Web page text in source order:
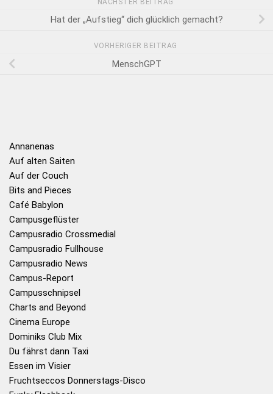
Hat der „Aufstieg“ dich glücklich gemacht?
VORHERIGER BEITRAG
MenschGPT
Annanenas
Auf alten Saiten
Auf der Couch
Bits and Pieces
Café Babylon
Campusgeflüster
Campusradio Crossmedial
Campusradio Fullhouse
Campusradio News
Campus-Report
Campusschnipsel
Charts and Beyond
Cinema Europe
Dominiks Club Mix
Du fährst dann Taxi
Essen im Visier
Fruchtseccos Donnerstags-Disco